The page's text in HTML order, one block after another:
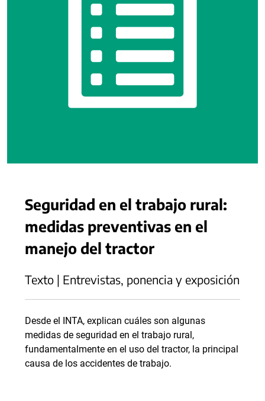
Seguridad en el trabajo rural:
medidas preventivas en el
manejo del tractor
Texto | Entrevistas, ponencia y exposición
Desde el INTA, explican cuáles son algunas
medidas de seguridad en el trabajo rural,
fundamentalmente en el uso del tractor, la principal
causa de los accidentes de trabajo.